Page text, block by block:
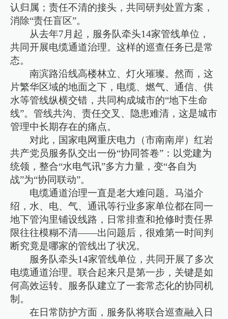
认归属；责任不清的接头，共同研判处置方案，
消除“责任盲区”。
从去年7月起，服务队牵头14家管线单位，
共同开展电缆通道治理。这样的巡查任务已是常
态。
南滨路沿线高楼林立、灯火璀璨。然而，这
片繁华区域的地面之下，电缆、燃气、通信、供
水等管线纵横交错，共同构成城市的“地下生命
线”。管线共沟、责任交叉、隐患难清，这是城市
管理中长期存在的痛点。
对此，国家电网重庆电力（市南南岸）红岩
共产党员服务队交出一份“协同答卷”：以党建为
统领，整合“水电气讯”多方力量，变“各自为
战”为“协同联动”。
电缆通道治理一直是老大难问题。马溢介
绍，水、电、气、通讯等行业多家单位都在同一
地下管沟里铺设线路，日常排查和抢修时责任界
限往往模糊不清——出问题后，很难第一时间判
断究竟是哪家的管线出了状况。
服务队牵头14家管线单位，共同开展了多次
电缆通道治理。联合起来只是第一步，关键是如
何高效运转。服务队建立了一套常态化的协同机
制。
在日常防护方面，服务队将联合巡查融入日